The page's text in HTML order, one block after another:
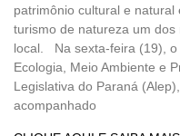
patrimônio cultural e
turismo de natureza um
local. Na sexta-feira (19), o
Ecologia, Meio Ambiente e
Legislativa do Paraná
acompanhado